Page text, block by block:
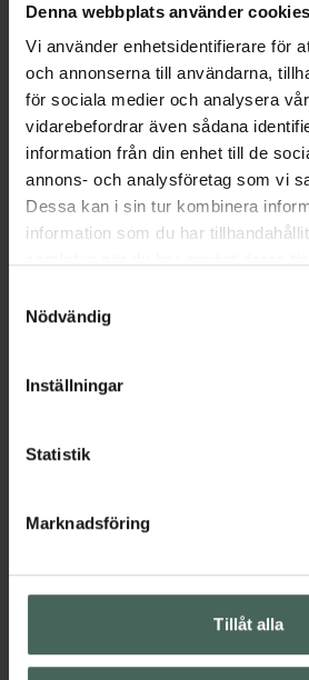
Denna webbplats använder cookies
Vi använder enhetsidentifierare för
och annonserna till användarna,
för sociala medier och analysera
vidarebefordrar även sådana
information från din enhet till de
annons- och analysföretag som vi
Dessa kan i sin tur kombinera
information som du har
återkalla ditt samtycke via
cookieinställningar. Ett återkallat
lagligheten av behandling som
Nödvändig
Inställningar
Statistik
Marknadsföring
Tillåt alla
Aktuella erbjudanden
Beskrivning
EAN:07613421115241
Bipacksedel från FASS
Kronans Apotek finns här för dig. Du
datorn. Oavsett vem du är så är
hjälpa just dig att må lite bättre.
Handla tryggt